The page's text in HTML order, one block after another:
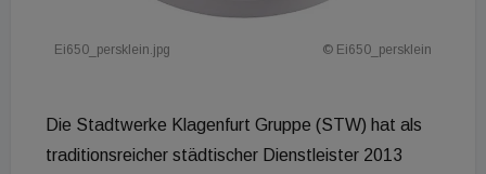
Ei650_persklein.jpg © Ei650_persklein
Die Stadtwerke Klagenfurt Gruppe (STW) hat als
traditionsreicher städtischer Dienstleister 2013